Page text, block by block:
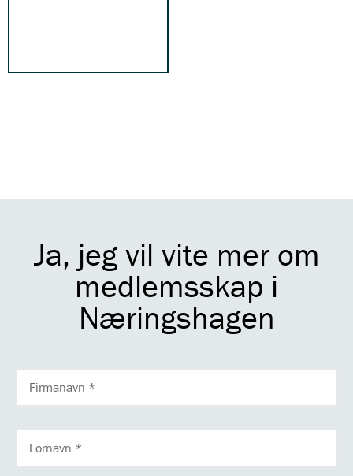
Ja, jeg vil vite mer om
medlemsskap i
Næringshagen